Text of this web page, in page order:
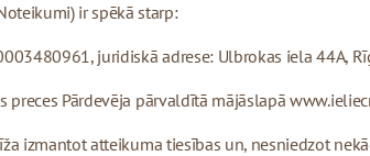
ir spēkā starp:
juridiskā adrese: Ulbrokas iela 44A,
Pārdevēja pārvaldītā mājāslapā
izmantot atteikuma tiesības un, nesniedzot